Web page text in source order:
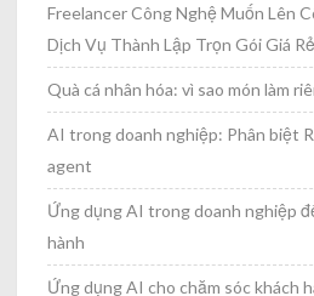
Freelancer Công Nghệ Muốn Lên
Dịch Vụ Thành Lập Trọn Gói Giá
Quà cá nhân hóa: vì sao món làm
AI trong doanh nghiệp: Phân biệt
agent
Ứng dụng AI trong doanh nghiệp
hành
Ứng dụng AI cho chăm sóc khách